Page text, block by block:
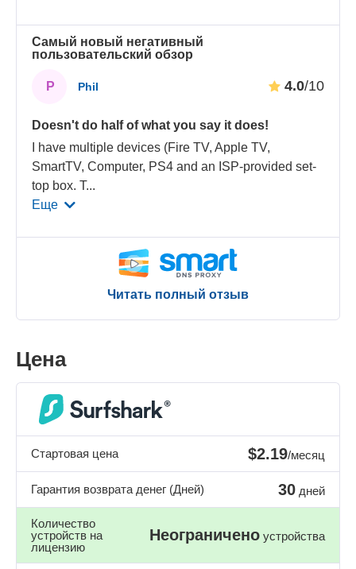
Самый новый негативный
пользовательский обзор
P Phil 4.0/10
Doesn't do half of what you say it does!
I have multiple devices (Fire TV, Apple TV,
SmartTV, Computer, PS4 and an ISP-provided set-
top box. T...
Еще
Читать полный отзыв
Цена
Стартовая цена $2.19/месяц
Гарантия возврата денег (Дней) 30 дней
Количество
устройств на
лицензию
Неограничено устройства